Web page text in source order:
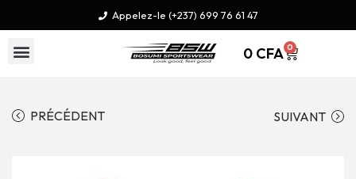
Appelez-le (+237) 699 76 61 47
0 CFA 0
PRÉCÉDENT SUIVANT